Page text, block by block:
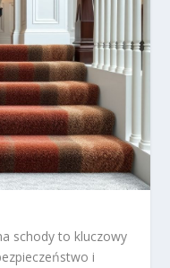
schody to kluczowy
i